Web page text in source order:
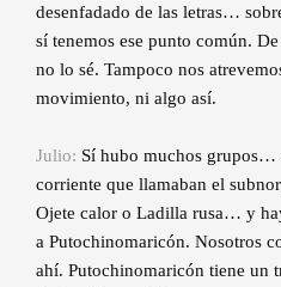
desenfadado de las letras…
sí tenemos ese punto común.
no lo sé. Tampoco nos
movimiento, ni algo así.
Julio: Sí hubo muchos grupos…
corriente que llamaban el
Ojete calor o Ladilla rusa… y
a Putochinomaricón. Nosotros
ahí. Putochinomaricón tiene un